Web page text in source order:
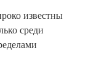
известны
среди